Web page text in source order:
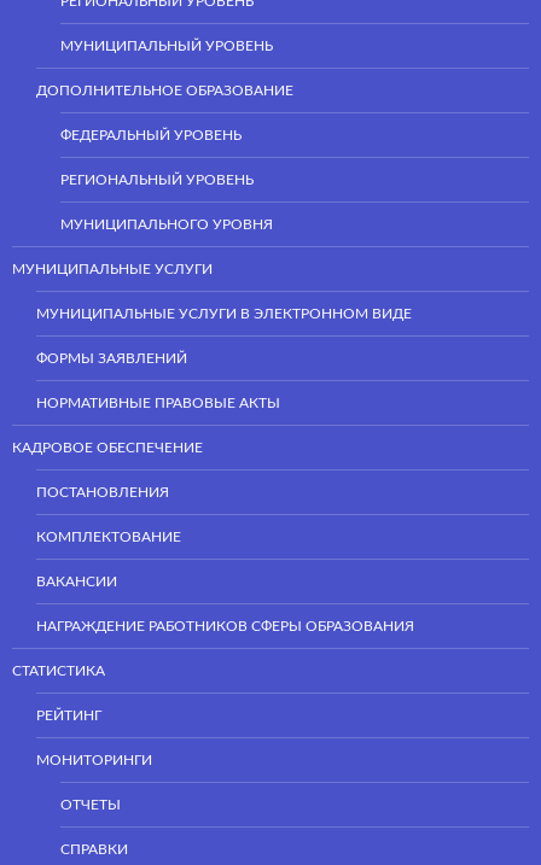
МУНИЦИПАЛЬНЫЙ УРОВЕНЬ
ДОПОЛНИТЕЛЬНОЕ ОБРАЗОВАНИЕ
ФЕДЕРАЛЬНЫЙ УРОВЕНЬ
РЕГИОНАЛЬНЫЙ УРОВЕНЬ
МУНИЦИПАЛЬНОГО УРОВНЯ
МУНИЦИПАЛЬНЫЕ УСЛУГИ
МУНИЦИПАЛЬНЫЕ УСЛУГИ В ЭЛЕКТРОННОМ ВИДЕ
ФОРМЫ ЗАЯВЛЕНИЙ
НОРМАТИВНЫЕ ПРАВОВЫЕ АКТЫ
КАДРОВОЕ ОБЕСПЕЧЕНИЕ
ПОСТАНОВЛЕНИЯ
КОМПЛЕКТОВАНИЕ
ВАКАНСИИ
НАГРАЖДЕНИЕ РАБОТНИКОВ СФЕРЫ ОБРАЗОВАНИЯ
СТАТИСТИКА
РЕЙТИНГ
МОНИТОРИНГИ
ОТЧЕТЫ
СПРАВКИ